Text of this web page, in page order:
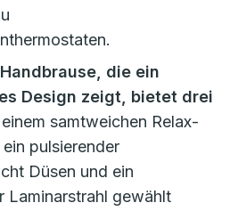
die ein
Design zeigt, bietet drei
samtweichen Relax-
pulsierender
Düsen und ein
Laminarstrahl gewählt